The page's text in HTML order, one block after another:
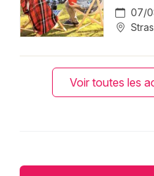
07/
Voir toutes les